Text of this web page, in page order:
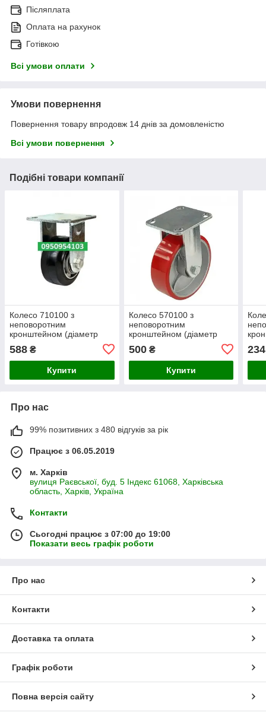
Післяплата
Оплата на рахунок
Готівкою
Всі умови оплати
Умови повернення
Повернення товару впродовж 14 днів за домовленістю
Всі умови повернення
Подібні товари компанії
Колесо 710100 з
неповоротним
кронштейном (діаметр
588 ₴
Купити
Колесо 570100 з
неповоротним
кронштейном (діаметр
500₴
Купити
234
Про нас
99% позитивних з 480 відгуків за рік
Працює з 06.05.2019
м. Харків
вулиця Раєвської, буд. 5 Індекс 61068, Харківська
область, Харків, Україна
Контакти
Сьогодні працює з 07:00 до 19:00
Показати весь графік роботи
Про нас
Контакти
Доставка та оплата
Графік роботи
Повна версія сайту